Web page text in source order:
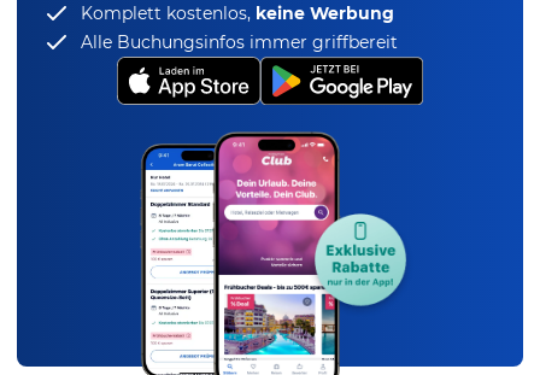
Komplett kostenlos, keine Werbung
Alle Buchungsinfos immer griffbereit